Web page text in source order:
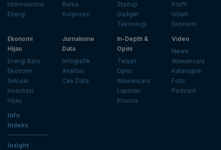
Internasional
Energi
Bursa
Korporasi
Startup
Gadget
Teknologi
Profil
Istilah
Ekonomi
Ekonomi
Hijau
Energi Baru
Ekonomi
Sirkular
Investasi
Hijau
Jurnalisme
Data
Infografik
Analisis
Cek Data
In-Depth &
Opini
Telaah
Opini
Wawancara
Laporan
Khusus
Video
News
Wawancara
Katalogue
Foto
Podcast
Info
Indeks
Insight